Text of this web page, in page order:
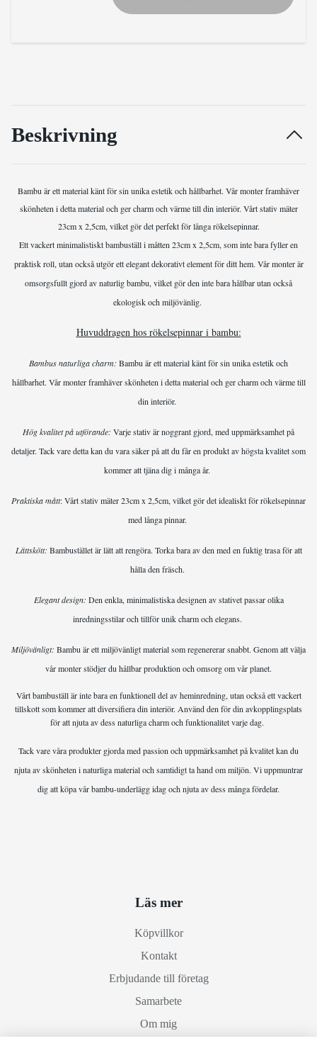
Beskrivning
Bambu är ett material känt för sin unika estetik och hållbarhet. Vår monter framhäver
skönheten i detta material och ger charm och värme till din interiör. Vårt stativ mäter
23cm x 2,5cm, vilket gör det perfekt för långa rökelsepinnar.
Ett vackert minimalistiskt bambuställ i måtten 23cm x 2,5cm, som inte bara fyller en
praktisk roll, utan också utgör ett elegant dekorativt element för ditt hem. Vår monter är
omsorgsfullt gjord av naturlig bambu, vilket gör den inte bara hållbar utan också
ekologisk och miljövänlig.
Huvuddragen hos rökelsepinnar i bambu:
Bambus naturliga charm: Bambu är ett material känt för sin unika estetik och
hållbarhet. Vår monter framhäver skönheten i detta material och ger charm och värme till
din interiör.
Hög kvalitet på utförande: Varje stativ är noggrant gjord, med uppmärksamhet på
detaljer. Tack vare detta kan du vara säker på att du får en produkt av högsta kvalitet som
kommer att tjäna dig i många år.
Praktiska mått: Vårt stativ mäter 23cm x 2,5cm, vilket gör det idealiskt för rökelsepinnar
med långa pinnar.
Lättskött: Bambustället är lätt att rengöra. Torka bara av den med en fuktig trasa för att
hålla den fräsch.
Elegant design: Den enkla, minimalistiska designen av stativet passar olika
inredningsstilar och tillför unik charm och elegans.
Miljövänligt: Bambu är ett miljövänligt material som regenererar snabbt. Genom att välja
vår monter stödjer du hållbar produktion och omsorg om vår planet.
Vårt bambuställ är inte bara en funktionell del av heminredning, utan också ett vackert
tillskott som kommer att diversifiera din interiör. Använd den för din avkopplingsplats
för att njuta av dess naturliga charm och funktionalitet varje dag.
Tack vare våra produkter gjorda med passion och uppmärksamhet på kvalitet kan du
njuta av skönheten i naturliga material och samtidigt ta hand om miljön. Vi uppmuntrar
dig att köpa vår bambu-underlägg idag och njuta av dess många fördelar.
Läs mer
Köpvillkor
Kontakt
Erbjudande till företag
Samarbete
Om mig